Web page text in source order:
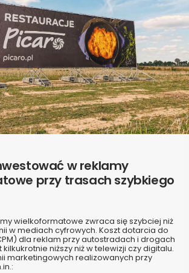
w reklamy
przy trasach szybkiego
wielkoformatowe zwraca się szybciej niż
w mediach cyfrowych. Koszt dotarcia do
dla reklam przy autostradach i drogach
niższy niż w telewizji czy digitalu.
marketingowych realizowanych przy